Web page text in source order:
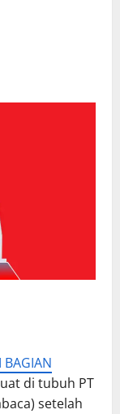
BAGIAN
di tubuh PT
setelah